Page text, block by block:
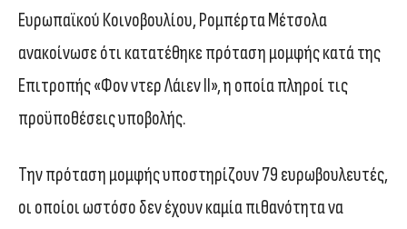
Ευρωπαϊκού Κοινοβουλίου, Ρομπέρτα Μέτσολα
ανακοίνωσε ότι κατατέθηκε πρόταση μομφής κατά της
Επιτροπής «Φον ντερ Λάιεν ΙΙ», η οποία πληροί τις
προϋποθέσεις υποβολής.
Την πρόταση μομφής υποστηρίζουν 79 ευρωβουλευτές,
οι οποίοι ωστόσο δεν έχουν καμία πιθανότητα να